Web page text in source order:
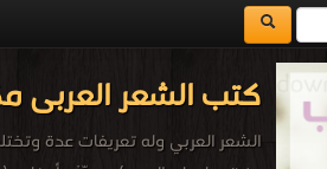
كتب الشعر العربى
الشعر العربي وله تعريفات عدة